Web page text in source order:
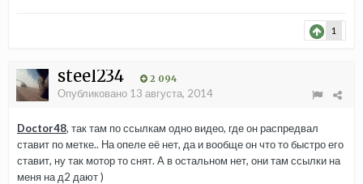
1
steel234 2 094
Опубликовано 13 августа, 2014
Doctor48, так там по ссылкам одно видео, где он распредвал
ставит по метке.. На опеле её нет, да и вообще он что то быстро его
ставит, ну так мотор то снят. А в остальном нет, они там ссылки на
меня на д2 дают )